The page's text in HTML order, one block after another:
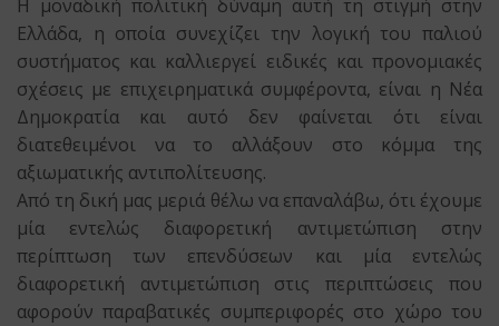
Η μοναδική πολιτική δύναμη αυτή τη στιγμή στην
Ελλάδα, η οποία συνεχίζει την λογική του παλιού
συστήματος και καλλιεργεί ειδικές και προνομιακές
σχέσεις με επιχειρηματικά συμφέροντα, είναι η Νέα
Δημοκρατία και αυτό δεν φαίνεται ότι είναι
διατεθειμένοι να το αλλάξουν στο κόμμα της
αξιωματικής αντιπολίτευσης.
Από τη δική μας μεριά θέλω να επαναλάβω, ότι έχουμε
μία εντελώς διαφορετική αντιμετώπιση στην
περίπτωση των επενδύσεων και μία εντελώς
διαφορετική αντιμετώπιση στις περιπτώσεις που
αφορούν παραβατικές συμπεριφορές στο χώρο του